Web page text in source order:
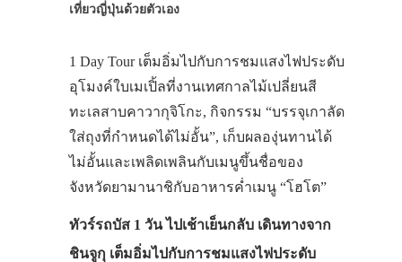
เที่ยวญี่ปุ่นด้วยตัวเอง
1 Day Tour เต็มอิ่มไปกับการชมแสงไฟประดับ
อุโมงค์ใบเมเปิ้ลที่งานเทศกาลไม้เปลี่ยนสี
ทะเลสาบคาวากุจิโกะ, กิจกรรม “บรรจุเกาลัด
ใส่ถุงที่กำหนดได้ไม่อั้น”, เก็บผลองุ่นทานได้
ไม่อั้นและเพลิดเพลินกับเมนูขึ้นชื่อของ
จังหวัดยามานาชิกับอาหารค่ำเมนู “โฮโต”
ทัวร์รถบัส 1 วัน ไปเช้าเย็นกลับ เดินทางจาก
ชินจูกุ เต็มอิ่มไปกับการชมแสงไฟประดับ